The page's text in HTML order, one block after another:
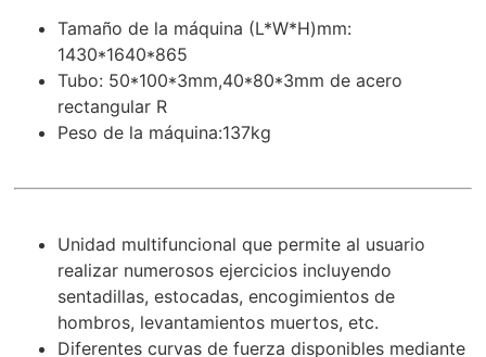
Tamaño de la máquina (L*W*H)mm:
1430*1640*865
Tubo: 50*100*3mm,40*80*3mm de acero
rectangular R
Peso de la máquina:137kg
Unidad multifuncional que permite al usuario
realizar numerosos ejercicios incluyendo
sentadillas, estocadas, encogimientos de
hombros, levantamientos muertos, etc.
Diferentes curvas de fuerza disponibles mediante